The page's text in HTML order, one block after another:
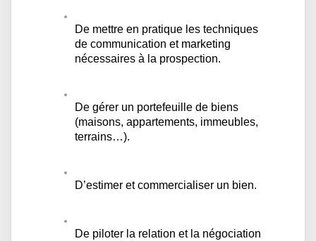
De mettre en pratique les techniques
de communication et marketing
nécessaires à la prospection.
De gérer un portefeuille de biens
(maisons, appartements, immeubles,
terrains…).
D’estimer et commercialiser un bien.
De piloter la relation et la négociation